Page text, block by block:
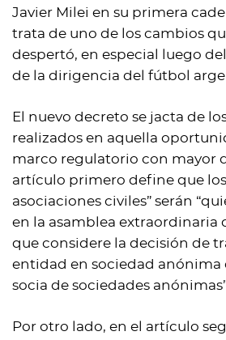
Javier Milei en su primera
trata de uno de los cambios
despertó, en especial luego
de la dirigencia del fútbol
El nuevo decreto se jacta de
realizados en aquella
marco regulatorio con mayor
artículo primero define que los
asociaciones civiles” serán
en la asamblea extraordinaria
que considere la decisión de
entidad en sociedad anónima
socia de sociedades
Por otro lado, en el artículo